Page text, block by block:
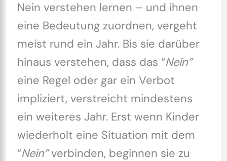
Nein verstehen lernen – und ihnen
eine Bedeutung zuordnen, vergeht
meist rund ein Jahr. Bis sie darüber
hinaus verstehen, dass das “Nein”
eine Regel oder gar ein Verbot
impliziert, verstreicht mindestens
ein weiteres Jahr. Erst wenn Kinder
wiederholt eine Situation mit dem
“Nein”verbinden, beginnen sie zu